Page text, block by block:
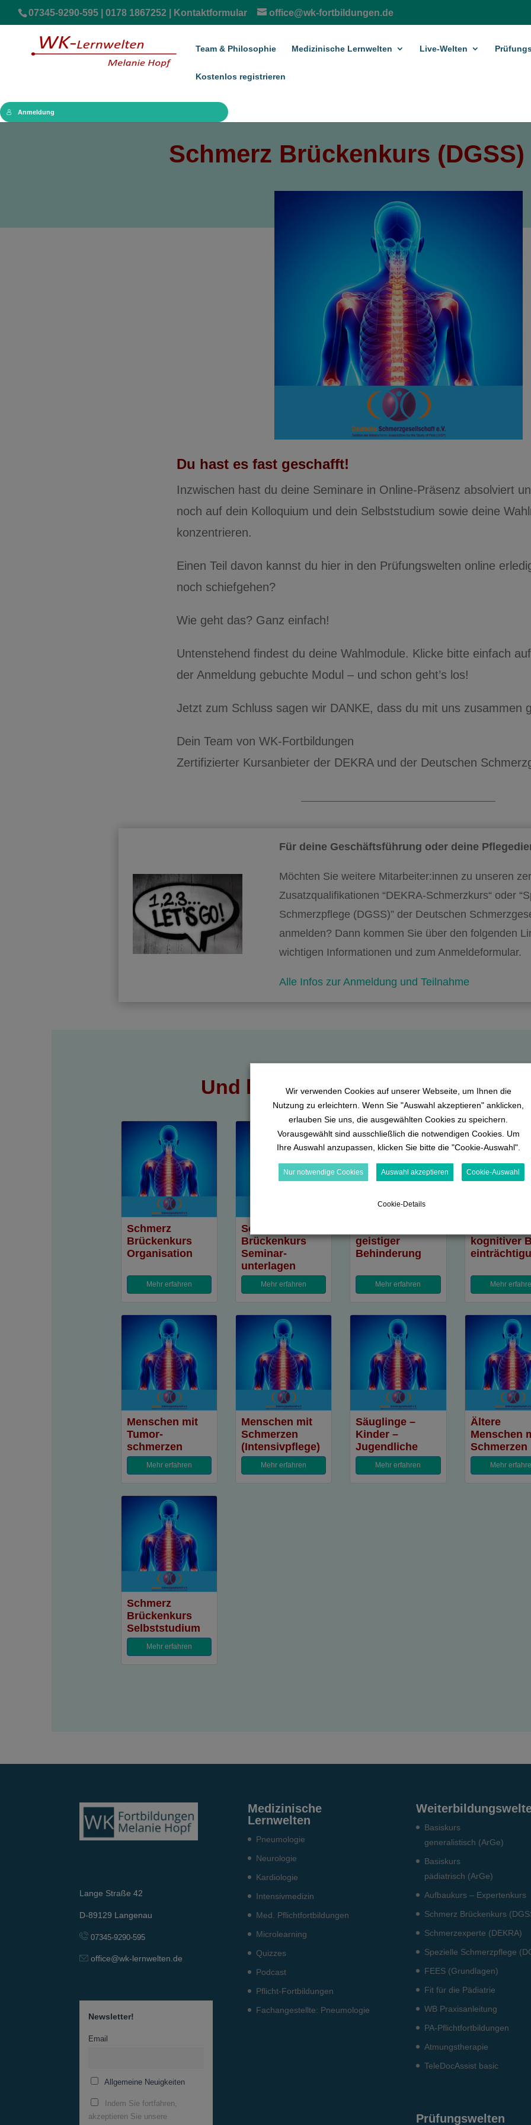
07345-9290-595 | 0178 1867252 | Kontaktformular office@wk-fortbildungen.de
Team & Philosophie Medizinische Lernwelten Live-Welten
Kostenlos registrieren
Anmeldung
Schmerz Brückenkurs (DGSS)
Du hast es fast geschafft!
Inzwischen hast du deine Seminare in Online-Präsenz absolviert
noch auf dein Kolloquium und dein Selbststudium sowie deine
konzentrieren.
Einen Teil davon kannst du hier in den Prüfungswelten online
noch schiefgehen?
Wie geht das? Ganz einfach!
Untenstehend findest du deine Wahlmodule. Klicke bitte einfach
der Anmeldung gebuchte Modul – und schon geht’s los!
Jetzt zum Schluss sagen wir DANKE, dass du mit uns zusammen
Dein Team von WK-Fortbildungen
Zertifizierter Kursanbieter der DEKRA und der Deutschen
Für deine Geschäftsführung oder deine
Möchten Sie weitere Mitarbeiter:innen zu unseren
Zusatzqualifikationen “DEKRA-Schmerzkurs“ oder
Schmerzpflege (DGSS)” der Deutschen
anmelden? Dann kommen Sie über den folgenden
wichtigen Informationen und zum Anmeldeformular.
Alle Infos zur Anmeldung und Teilnahme
Und hier geht’s zu deinem
Schmerz
Brückenkurs
Organisation
Mehr erfahren
Schmerz
Brückenkurs
Seminar­
unterlagen
Mehr erfahren
geistiger
Behinderung
Mehr erfahren
kognitiver
Mehr
Menschen mit
Tumor­­­
schmerzen
Mehr erfahren
Menschen mit
Schmerzen
(Intensivpflege)
Mehr erfahren
Säuglinge –
Kinder –
Jugendliche
Mehr erfahren
Ältere
Menschen
Schmerzen
Mehr
Schmerz
Brückenkurs
Selbststudium
Mehr erfahren
Lange Straße 42
D-89129 Langenau
07345-9290-595
office@wk-lernwelten.de
Newsletter!
Email
Allgemeine Neuigkeiten
Indem Sie fortfahren,
akzeptieren Sie unsere
Medizinische
Lernwelten
Pneumo­logie
Neurologie
Kardiologie
Intensiv­medizin
Med. Pflichtfort­bildun­gen
Microlearning
Quizzes
Podcast
Pflicht-Fort­bildun­gen
Fach­angestellte: Pneumo­logie
Basiskurs
generalistisch (ArGe)
Basiskurs
pädiatrisch (ArGe)
Aufbaukurs – Expertenkurs
Schmerz Brückenkurs
Schmerzexperte (DEKRA)
Spezielle Schmerzpflege
FEES (Grundlagen)
Fit für die Pädiatrie
WB Praxisanleitung
PA-Pflichtfortbildungen
Atmungstherapie
TeleDocAssist basic
Prüfungswelten
Wir verwenden Cookies auf unserer Webseite, um Ihnen die
Nutzung zu erleichtern. Wenn Sie "Auswahl akzeptieren" anklicken,
erlauben Sie uns, die ausgewählten Cookies zu speichern.
Vorausgewählt sind ausschließlich die notwendigen Cookies. Um
Ihre Auswahl anzupassen, klicken Sie bitte die "Cookie-Auswahl".
Nur notwendige Cookies Auswahl akzeptieren Cookie-Auswahl
Cookie-Details